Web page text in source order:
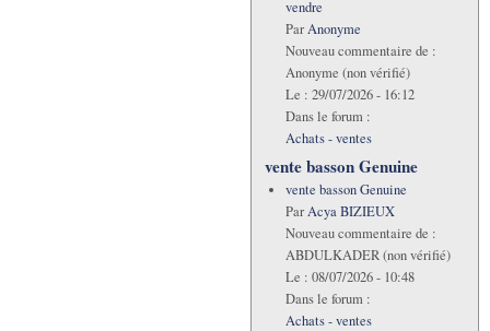
vendre
ParAnonyme
Nouveau commentaire de :
Anonyme (non vérifié)
Le : 29/07/2026 - 16:12
Dans le forum :
Achats - ventes
vente basson Genuine
vente basson Genuine
ParAcya BIZIEUX
Nouveau commentaire de :
ABDULKADER (non vérifié)
Le : 08/07/2026 - 10:48
Dans le forum :
Achats - ventes